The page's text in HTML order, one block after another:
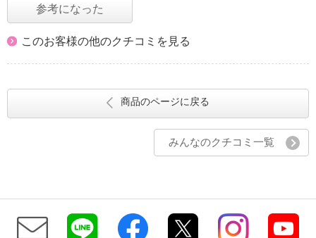
参考になった
このお客様の他のクチコミを見る
商品のページに戻る
みんなのクチコミ一覧